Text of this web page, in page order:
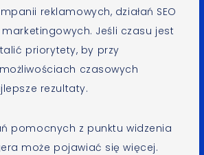
reklamowych, działań SEO
Jeśli czasu jest
priorytety, by przy
czasowych
rezultaty.
pomocnych z punktu widzenia
może pojawiać się więcej.